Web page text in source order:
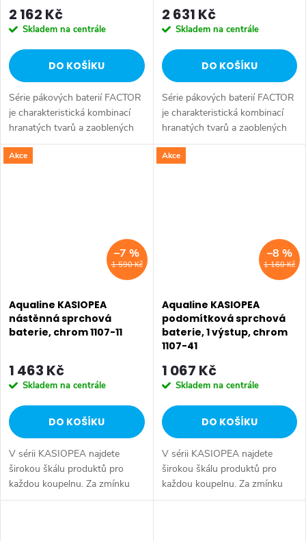
2 162 Kč
Skladem na centrále
DO KOŠÍKU
Série pákových baterií FACTOR
je charakteristická kombinací
hranatých tvarů a zaoblených
rohů. Série: FACTOR • Šířka: 65
mm • Výška: 140 mm • Barva:
2 631 Kč
Skladem na centrále
DO KOŠÍKU
Série pákových baterií FACTOR
je charakteristická kombinací
hranatých tvarů a zaoblených
rohů. Série: FACTOR • Šířka:
150 mm • Výška: 190 mm •
Akce
1 590 Kč
–7 %
Aqualine KASIOPEA
nástěnná sprchová
baterie, chrom 1107-11
1 463 Kč
Skladem na centrále
DO KOŠÍKU
V sérii KASIOPEA najdete
širokou škálu produktů pro
každou koupelnu. Za zmínku
stojí dvě varianty
Akce
1 160 Kč
–8 %
Aqualine KASIOPEA
podomítková sprchová
baterie, 1 výstup, chrom
1107-41
1 067 Kč
Skladem na centrále
DO KOŠÍKU
V sérii KASIOPEA najdete
širokou škálu produktů pro
každou koupelnu. Za zmínku
stojí dvě varianty